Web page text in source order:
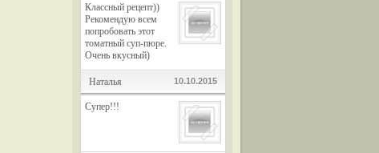
Классный рецепт))
Рекомендую всем
попробовать этот
томатный суп-пюре.
Очень вкусный)
Наталья 10.10.2015
Супер!!!